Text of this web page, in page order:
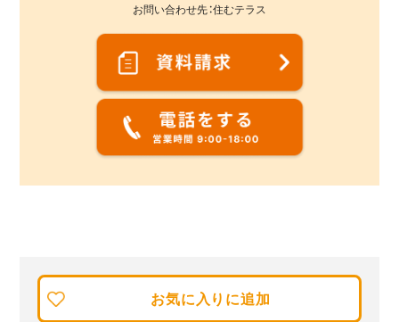
お問い合わせ先：住むテラス
お気に入りに追加